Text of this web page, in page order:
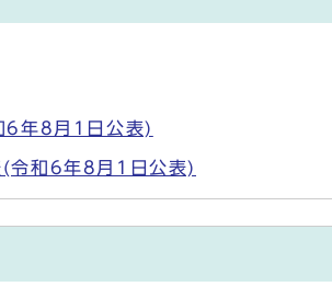
6年8月1日公表)
(令和6年8月1日公表)